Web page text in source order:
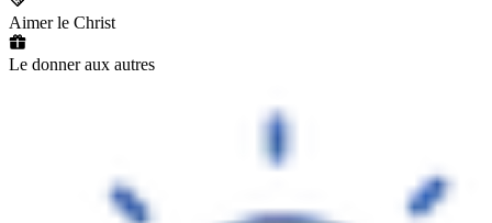
Aimer le Christ
Le donner aux autres